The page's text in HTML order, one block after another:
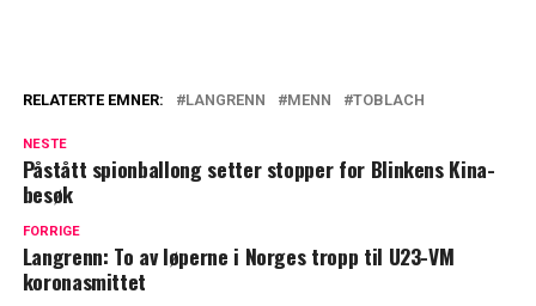
RELATERTE EMNER: LANGRENN MENN TOBLACH
NESTE
Påstått spionballong setter stopper for Blinkens Kina-
besøk
FORRIGE
Langrenn: To av løperne i Norges tropp til U23-VM
koronasmittet